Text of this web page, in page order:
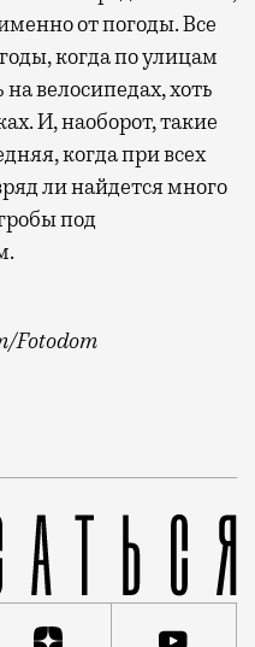
от погоды. Все
когда по улицам
велосипедах, хоть
И, наоборот, такие
когда при всех
ли найдется много
под
Fotodom